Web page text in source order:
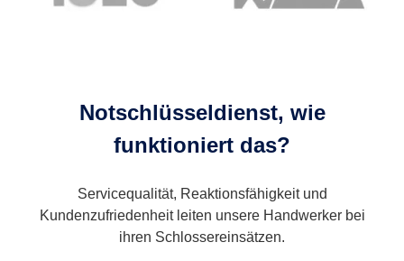
Notschlüsseldienst, wie
funktioniert das?
Servicequalität, Reaktionsfähigkeit und
Kundenzufriedenheit leiten unsere Handwerker bei
ihren Schlossereinsätzen.